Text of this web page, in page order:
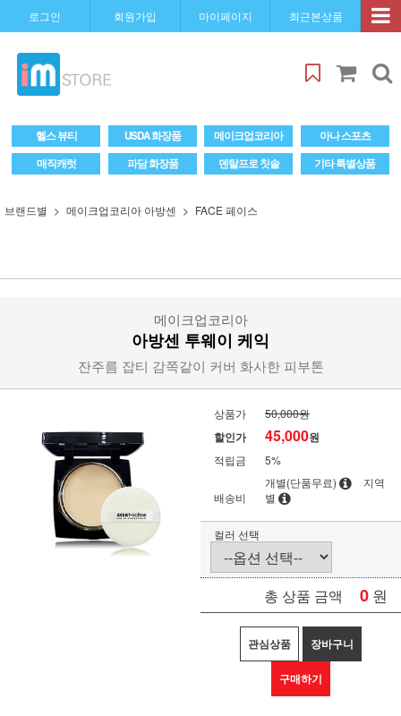
로그인 회원가입 마이페이지 최근본상품
헬스 뷰티 USDA 화장품 메이크업코리아
아나 스포츠
매직캐럿
파담 화장품 덴탈프로 칫솔 기타 특별상품
브랜드별 메이크업코리아 아방센 FACE 페이스
메이크업코리아
아방센 투웨이 케익
잔주름 잡티 감쪽같이 커버 화사한 피부톤
상품가 50,000원
할인가 45,000원
적립금 5%
배송비
개별(단품무료)
지역
별
컬러 선택
총 상품 금액 0 원
관심상품 장바구니
구매하기